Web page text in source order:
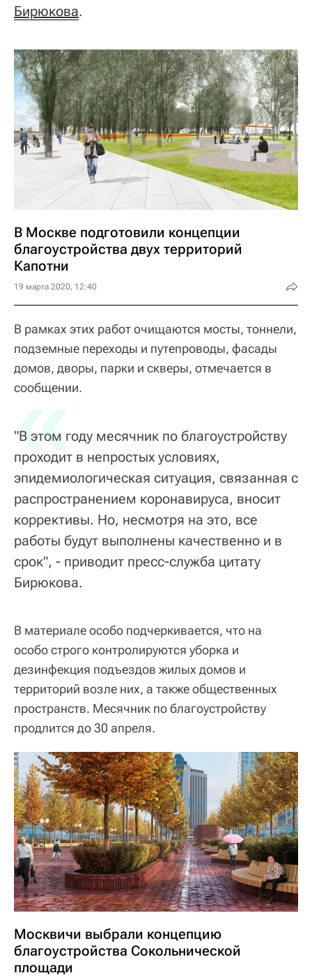
Бирюкова.
В Москве подготовили концепции
благоустройства двух территорий
Капотни
19 марта 2020, 12:40
В рамках этих работ очищаются мосты, тоннели,
подземные переходы и путепроводы, фасады
домов, дворы, парки и скверы, отмечается в
сообщении.
«
"В этом году месячник по благоустройству
проходит в непростых условиях,
эпидемиологическая ситуация, связанная с
распространением коронавируса, вносит
коррективы. Но, несмотря на это, все
работы будут выполнены качественно и в
срок", - приводит пресс-служба цитату
Бирюкова.
В материале особо подчеркивается, что на
особо строго контролируются уборка и
дезинфекция подъездов жилых домов и
территорий возле них, а также общественных
пространств. Месячник по благоустройству
продлится до 30 апреля.
Москвичи выбрали концепцию
благоустройства Сокольнической
площади